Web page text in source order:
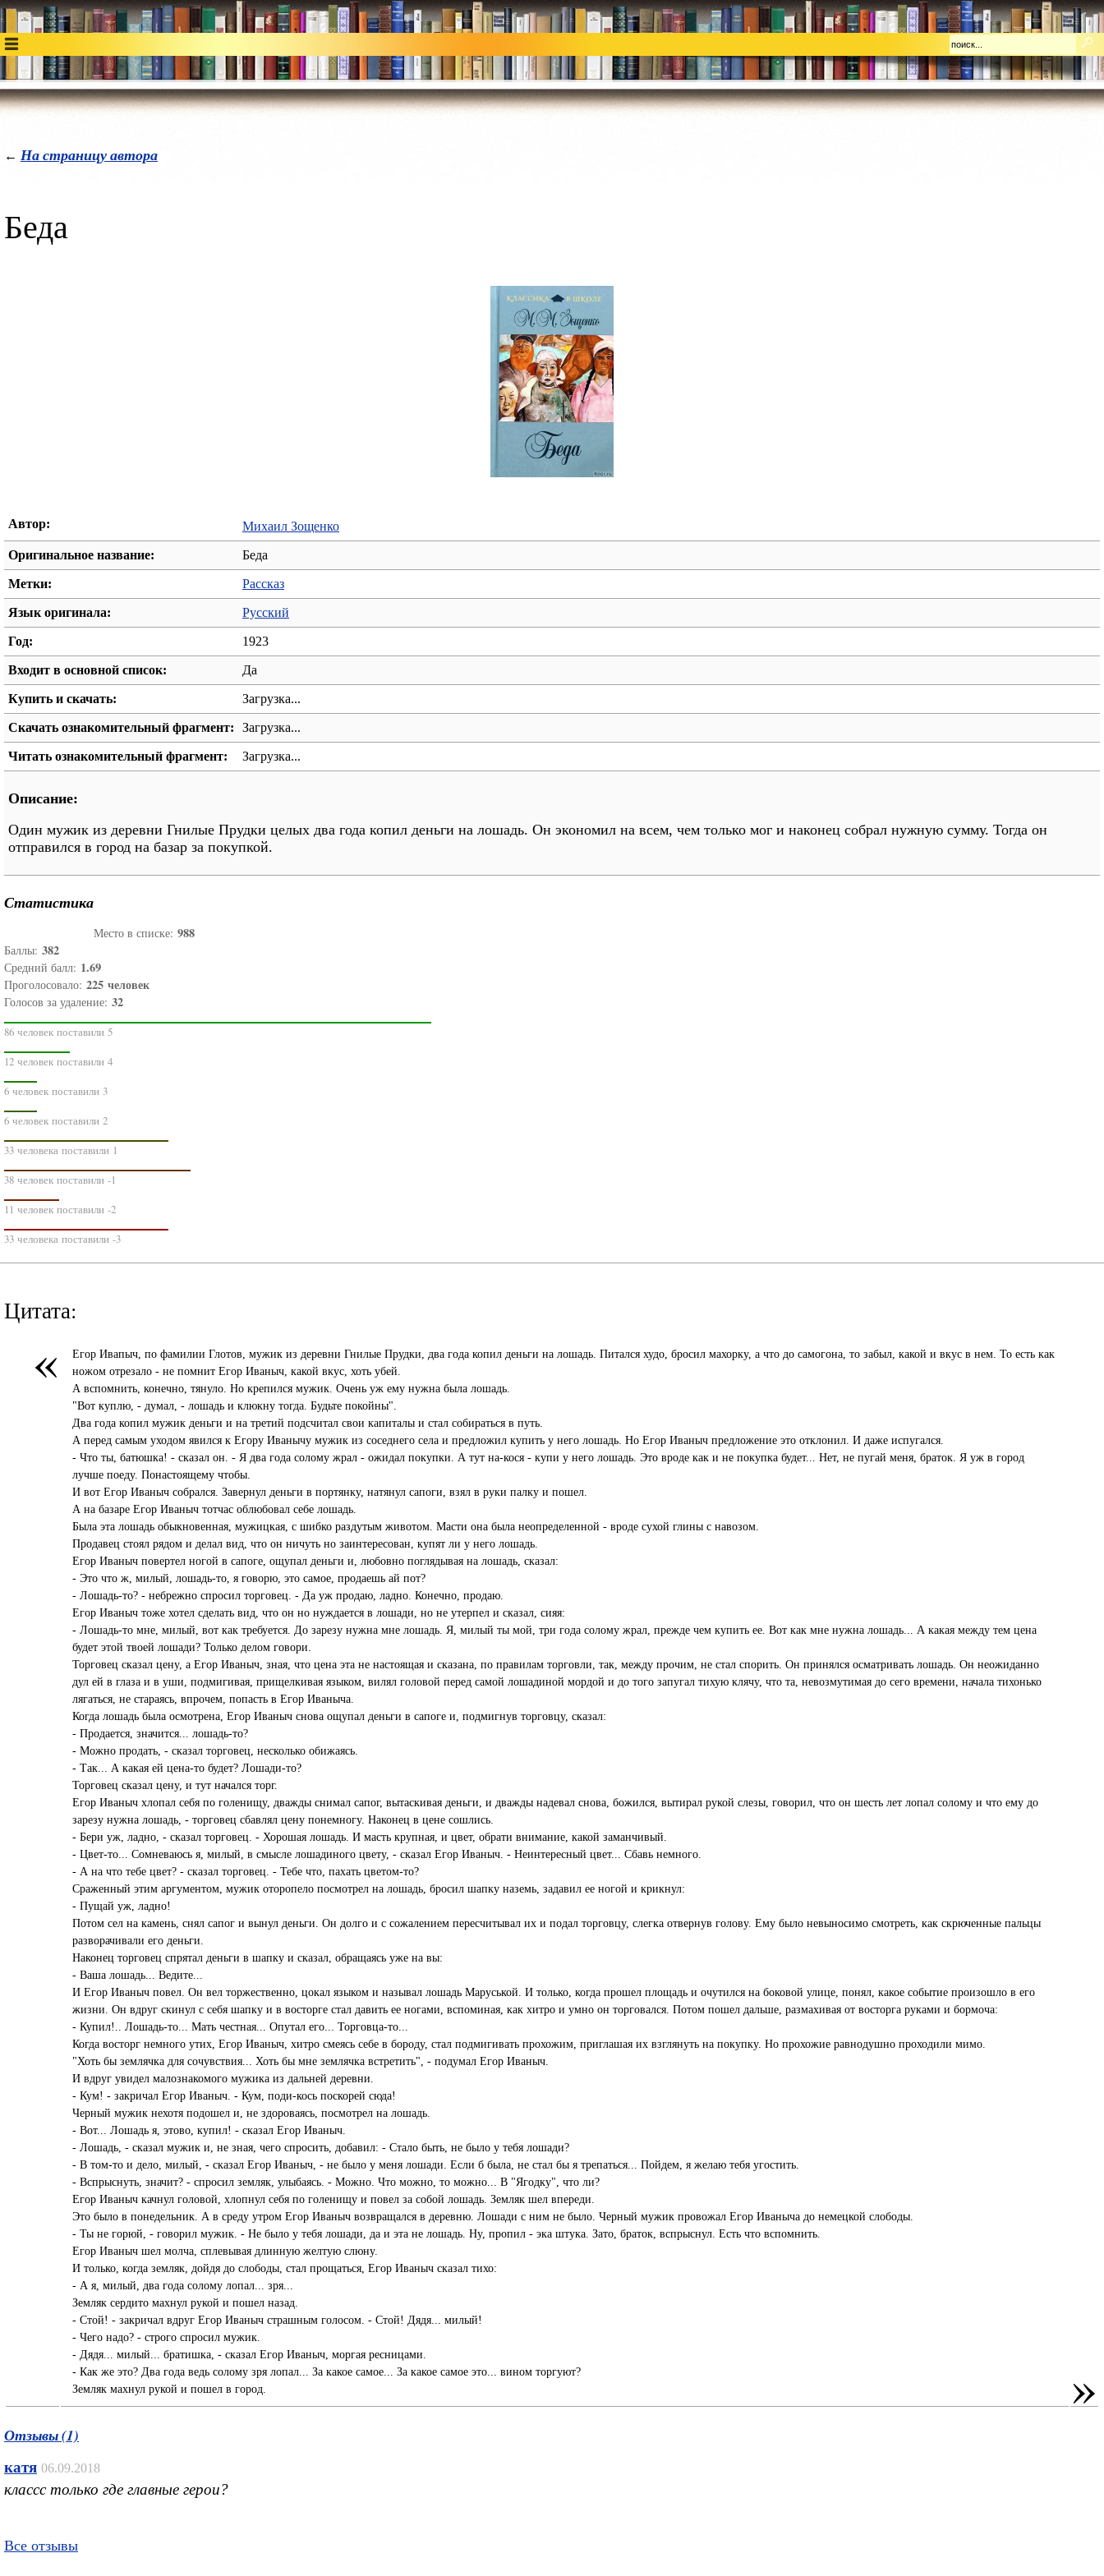
← На страницу автора
Беда
Автор: Михаил Зощенко
Оригинальное название: Беда
Метки: Рассказ
Язык оригинала: Русский
Год: 1923
Входит в основной список: Да
Купить и скачать: Загрузка...
Скачать ознакомительный фрагмент: Загрузка...
Читать ознакомительный фрагмент: Загрузка...
Описание:
Один мужик из деревни Гнилые Прудки целых два года копил деньги на лошадь. Он экономил на всем, чем только мог и наконец собрал нужную сумму. Тогда он
отправился в город на базар за покупкой.
Статистика
Место в списке: 988
Баллы: 382
Средний балл: 1.69
Проголосовало: 225 человек
Голосов за удаление: 32
86 человек поставили 5
12 человек поставили 4
6 человек поставили 3
6 человек поставили 2
33 человека поставили 1
38 человек поставили -1
11 человек поставили -2
33 человека поставили -3
Цитата:
«
Егор Ивапыч, по фамилии Глотов, мужик из деревни Гнилые Прудки, два года копил деньги на лошадь. Питался худо, бросил махорку, а что до самогона, то забыл, какой и вкус в нем. То есть как
ножом отрезало - не помнит Егор Иваныч, какой вкус, хоть убей.
А вспомнить, конечно, тянуло. Но крепился мужик. Очень уж ему нужна была лошадь.
"Вот куплю, - думал, - лошадь и клюкну тогда. Будьте покойны".
Два года копил мужик деньги и на третий подсчитал свои капиталы и стал собираться в путь.
А перед самым уходом явился к Егору Иванычу мужик из соседнего села и предложил купить у него лошадь. Но Егор Иваныч предложение это отклонил. И даже испугался.
- Что ты, батюшка! - сказал он. - Я два года солому жрал - ожидал покупки. А тут на-кося - купи у него лошадь. Это вроде как и не покупка будет... Нет, не пугай меня, браток. Я уж в город
лучше поеду. Понастоящему чтобы.
И вот Егор Иваныч собрался. Завернул деньги в портянку, натянул сапоги, взял в руки палку и пошел.
А на базаре Егор Иваныч тотчас облюбовал себе лошадь.
Была эта лошадь обыкновенная, мужицкая, с шибко раздутым животом. Масти она была неопределенной - вроде сухой глины с навозом.
Продавец стоял рядом и делал вид, что он ничуть но заинтересован, купят ли у него лошадь.
Егор Иваныч повертел ногой в сапоге, ощупал деньги и, любовно поглядывая на лошадь, сказал:
- Это что ж, милый, лошадь-то, я говорю, это самое, продаешь ай пот?
- Лошадь-то? - небрежно спросил торговец. - Да уж продаю, ладно. Конечно, продаю.
Егор Иваныч тоже хотел сделать вид, что он но нуждается в лошади, но не утерпел и сказал, сияя:
- Лошадь-то мне, милый, вот как требуется. До зарезу нужна мне лошадь. Я, милый ты мой, три года солому жрал, прежде чем купить ее. Вот как мне нужна лошадь... А какая между тем цена
будет этой твоей лошади? Только делом говори.
Торговец сказал цену, а Егор Иваныч, зная, что цена эта не настоящая и сказана, по правилам торговли, так, между прочим, не стал спорить. Он принялся осматривать лошадь. Он неожиданно
дул ей в глаза и в уши, подмигивая, прищелкивая языком, вилял головой перед самой лошадиной мордой и до того запугал тихую клячу, что та, невозмутимая до сего времени, начала тихонько
лягаться, не стараясь, впрочем, попасть в Егор Иваныча.
Когда лошадь была осмотрена, Егор Иваныч снова ощупал деньги в сапоге и, подмигнув торговцу, сказал:
- Продается, значится... лошадь-то?
- Можно продать, - сказал торговец, несколько обижаясь.
- Так... А какая ей цена-то будет? Лошади-то?
Торговец сказал цену, и тут начался торг.
Егор Иваныч хлопал себя по голенищу, дважды снимал сапог, вытаскивая деньги, и дважды надевал снова, божился, вытирал рукой слезы, говорил, что он шесть лет лопал солому и что ему до
зарезу нужна лошадь, - торговец сбавлял цену понемногу. Наконец в цене сошлись.
- Бери уж, ладно, - сказал торговец. - Хорошая лошадь. И масть крупная, и цвет, обрати внимание, какой заманчивый.
- Цвет-то... Сомневаюсь я, милый, в смысле лошадиного цвету, - сказал Егор Иваныч. - Неинтересный цвет... Сбавь немного.
- А на что тебе цвет? - сказал торговец. - Тебе что, пахать цветом-то?
Сраженный этим аргументом, мужик оторопело посмотрел на лошадь, бросил шапку наземь, задавил ее ногой и крикнул:
- Пущай уж, ладно!
Потом сел на камень, снял сапог и вынул деньги. Он долго и с сожалением пересчитывал их и подал торговцу, слегка отвернув голову. Ему было невыносимо смотреть, как скрюченные пальцы
разворачивали его деньги.
Наконец торговец спрятал деньги в шапку и сказал, обращаясь уже на вы:
- Ваша лошадь... Ведите...
И Егор Иваныч повел. Он вел торжественно, цокал языком и называл лошадь Маруськой. И только, когда прошел площадь и очутился на боковой улице, понял, какое событие произошло в его
жизни. Он вдруг скинул с себя шапку и в восторге стал давить ее ногами, вспоминая, как хитро и умно он торговался. Потом пошел дальше, размахивая от восторга руками и бормоча:
- Купил!.. Лошадь-то... Мать честная... Опутал его... Торговца-то...
Когда восторг немного утих, Егор Иваныч, хитро смеясь себе в бороду, стал подмигивать прохожим, приглашая их взглянуть на покупку. Но прохожие равнодушно проходили мимо.
"Хоть бы землячка для сочувствия... Хоть бы мне землячка встретить", - подумал Егор Иваныч.
И вдруг увидел малознакомого мужика из дальней деревни.
- Кум! - закричал Егор Иваныч. - Кум, поди-кось поскорей сюда!
Черный мужик нехотя подошел и, не здороваясь, посмотрел на лошадь.
- Вот... Лошадь я, этово, купил! - сказал Егор Иваныч.
- Лошадь, - сказал мужик и, не зная, чего спросить, добавил: - Стало быть, не было у тебя лошади?
- В том-то и дело, милый, - сказал Егор Иваныч, - не было у меня лошади. Если б была, не стал бы я трепаться... Пойдем, я желаю тебя угостить.
- Вспрыснуть, значит? - спросил земляк, улыбаясь. - Можно. Что можно, то можно... В "Ягодку", что ли?
Егор Иваныч качнул головой, хлопнул себя по голенищу и повел за собой лошадь. Земляк шел впереди.
Это было в понедельник. А в среду утром Егор Иваныч возвращался в деревню. Лошади с ним не было. Черный мужик провожал Егор Иваныча до немецкой слободы.
- Ты не горюй, - говорил мужик. - Не было у тебя лошади, да и эта не лошадь. Ну, пропил - эка штука. Зато, браток, вспрыснул. Есть что вспомнить.
Егор Иваныч шел молча, сплевывая длинную желтую слюну.
И только, когда земляк, дойдя до слободы, стал прощаться, Егор Иваныч сказал тихо:
- А я, милый, два года солому лопал... зря...
Земляк сердито махнул рукой и пошел назад.
- Стой! - закричал вдруг Егор Иваныч страшным голосом. - Стой! Дядя... милый!
- Чего надо? - строго спросил мужик.
- Дядя... милый... братишка, - сказал Егор Иваныч, моргая ресницами.
- Как же это? Два года ведь солому зря лопал... За какое самое... За какое самое это... вином торгуют?
Земляк махнул рукой и пошел в город.
»
Отзывы (1)
катя 06.09.2018
классс только где главные герои?
Все отзывы